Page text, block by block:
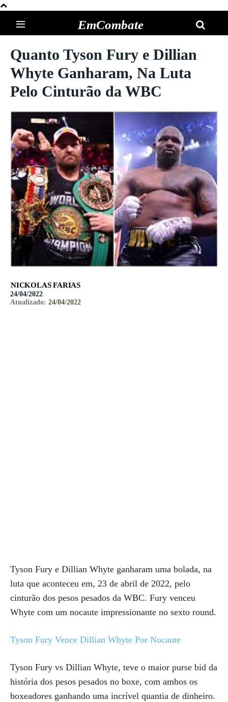
EmCombate
Quanto Tyson Fury e Dillian
Whyte Ganharam, Na Luta
Pelo Cinturão da WBC
NICKOLAS FARIAS
24/04/2022
Atualizado: 24/04/2022
Tyson Fury e Dillian Whyte ganharam uma bolada, na
luta que aconteceu em, 23 de abril de 2022, pelo
cinturão dos pesos pesados da WBC. Fury venceu
Whyte com um nocaute impressionante no sexto round.
Tyson Fury Vence Dillian Whyte Por Nocaute
Tyson Fury vs Dillian Whyte, teve o maior purse bid da
história dos pesos pesados no boxe, com ambos os
boxeadores ganhando uma incrível quantia de dinheiro.